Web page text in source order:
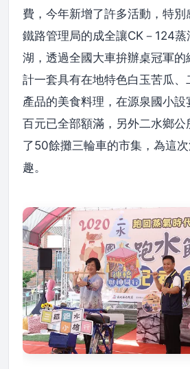
費，今年新增了許多活動，特
鐵路管理局的成全讓CK－124
湖，透過全國大車拚辦桌冠軍的
計一套具有在地特色白玉苦瓜、
產品的美食料理，在源泉國小
百元已全部額滿，另外二水鄉
了50餘攤三輪車的市集，為這
趣。